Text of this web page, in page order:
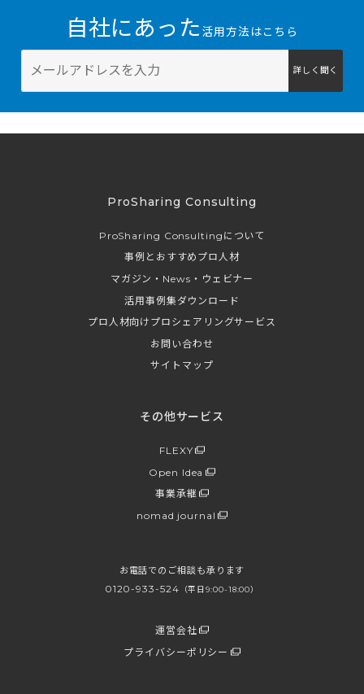
自社にあった 活用方法はこちら
詳しく聞く
ProSharing Consulting
ProSharing Consultingについて
事例とおすすめプロ人材
マガジン・News・ウェビナー
活用事例集ダウンロード
プロ人材向けプロシェアリングサービス
お問い合わせ
サイトマップ
その他サービス
FLEXY
Open Idea
事業承継
nomad journal
お電話でのご相談も承ります
0120-933-524 （平日9:00-18:00）
運営会社
プライバシーポリシー